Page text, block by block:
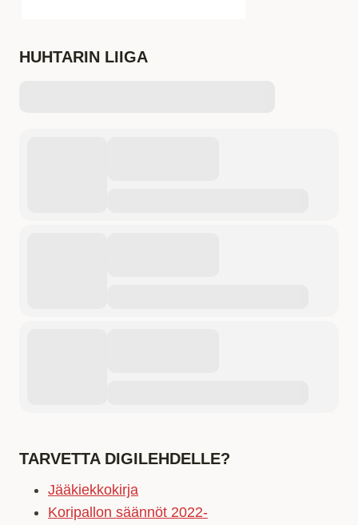
HUHTARIN LIIGA
TARVETTA DIGILEHDELLE?
Jääkiekkokirja
Koripallon säännöt 2022-